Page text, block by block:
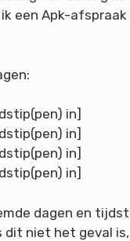
een Apk-
in]
in]
in]
in]
dagen en
niet het geval